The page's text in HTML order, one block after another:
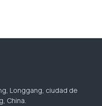
Longgang, ciudad de
China.